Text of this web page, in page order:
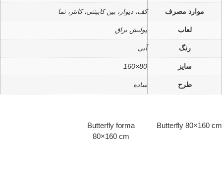
موارد مصرف کف، دیوار، بین کابینتی، کانتر، نما
لعاب پولیش براق
رنگ آبی
سایز 80×160
طرح ساده
Butterfly 80×160 cm
Butterfly forma
80×160 cm